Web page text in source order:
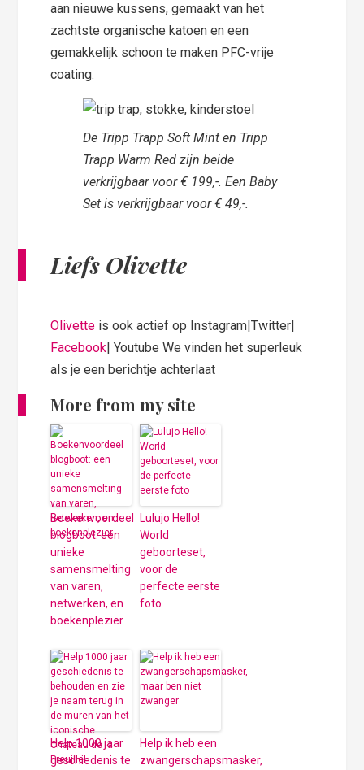
aan nieuwe kussens, gemaakt van het
zachtste organische katoen en een
gemakkelijk schoon te maken PFC-vrije
coating.
De Tripp Trapp Soft Mint en Tripp
Trapp Warm Red zijn beide
verkrijgbaar voor € 199,-. Een Baby
Set is verkrijgbaar voor € 49,-.
Liefs Olivette
Olivette is ook actief op Instagram|Twitter|
Facebook | Youtube We vinden het superleuk
als je een berichtje achterlaat
More from my site
Boekenvoordeel
blogboot: een
unieke
samensmelting
van varen,
netwerken, en
boekenplezier
Lulujo Hello!
World
geboorteset,
voor de
perfecte eerste
foto
Help 1000 jaar
geschiedenis te
Help ik heb een
zwangerschapsmasker,